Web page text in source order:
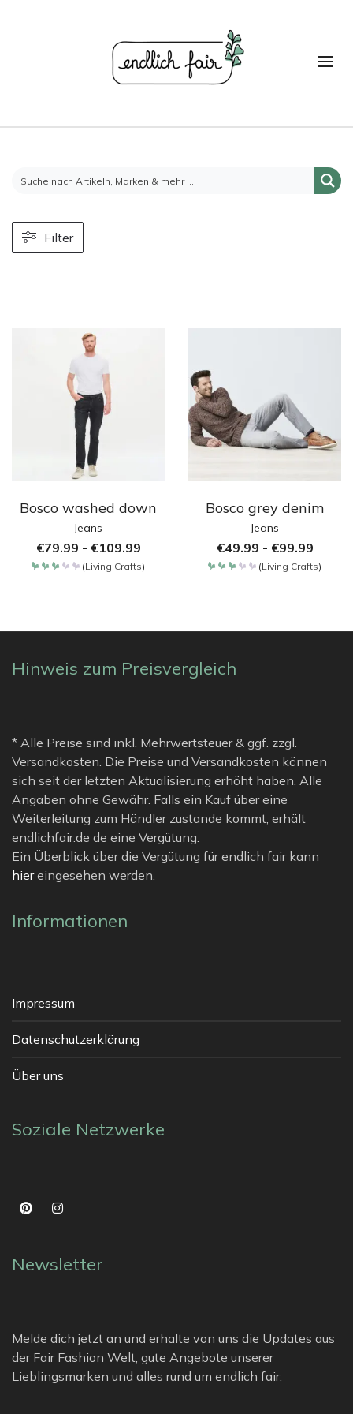
Bosco washed down
Jeans
€79.99 - €109.99
(Living Crafts)
Bosco grey denim
Jeans
€49.99 - €99.99
(Living Crafts)
Filter
Hinweis zum Preisvergleich
* Alle Preise sind inkl. Mehrwertsteuer & ggf. zzgl.
Versandkosten. Die Preise und Versandkosten können
sich seit der letzten Aktualisierung erhöht haben. Alle
Angaben ohne Gewähr. Falls ein Kauf über eine
Weiterleitung zum Händler zustande kommt, erhält
endlichfair.de de eine Vergütung.
Ein Überblick über die Vergütung für endlich fair kann
hiereingesehen werden.
Informationen
Impressum
Datenschutzerklärung
Über uns
Soziale Netzwerke
Newsletter
Melde dich jetzt an und erhalte von uns die Updates aus
der Fair Fashion Welt, gute Angebote unserer
Lieblingsmarken und alles rund um endlich fair: